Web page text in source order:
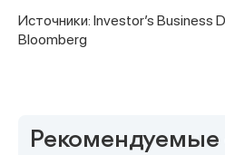
Источники: Investor’s Business
Bloomberg
Рекомендуемые